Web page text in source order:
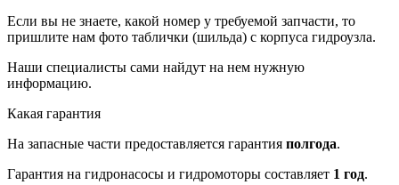
Если вы не знаете, какой номер у требуемой запчасти, то
пришлите нам фото таблички (шильда) с корпуса гидроузла.
Наши специалисты сами найдут на нем нужную
информацию.
Какая гарантия
На запасные части предоставляется гарантия полгода.
Гарантия на гидронасосы и гидромоторы составляет 1 год.